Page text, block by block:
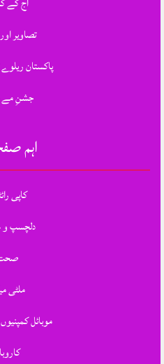
تصاویر
پاکستان
جشنِ
اہم
کاپی
دلچسپ
ملٹی
موبائل